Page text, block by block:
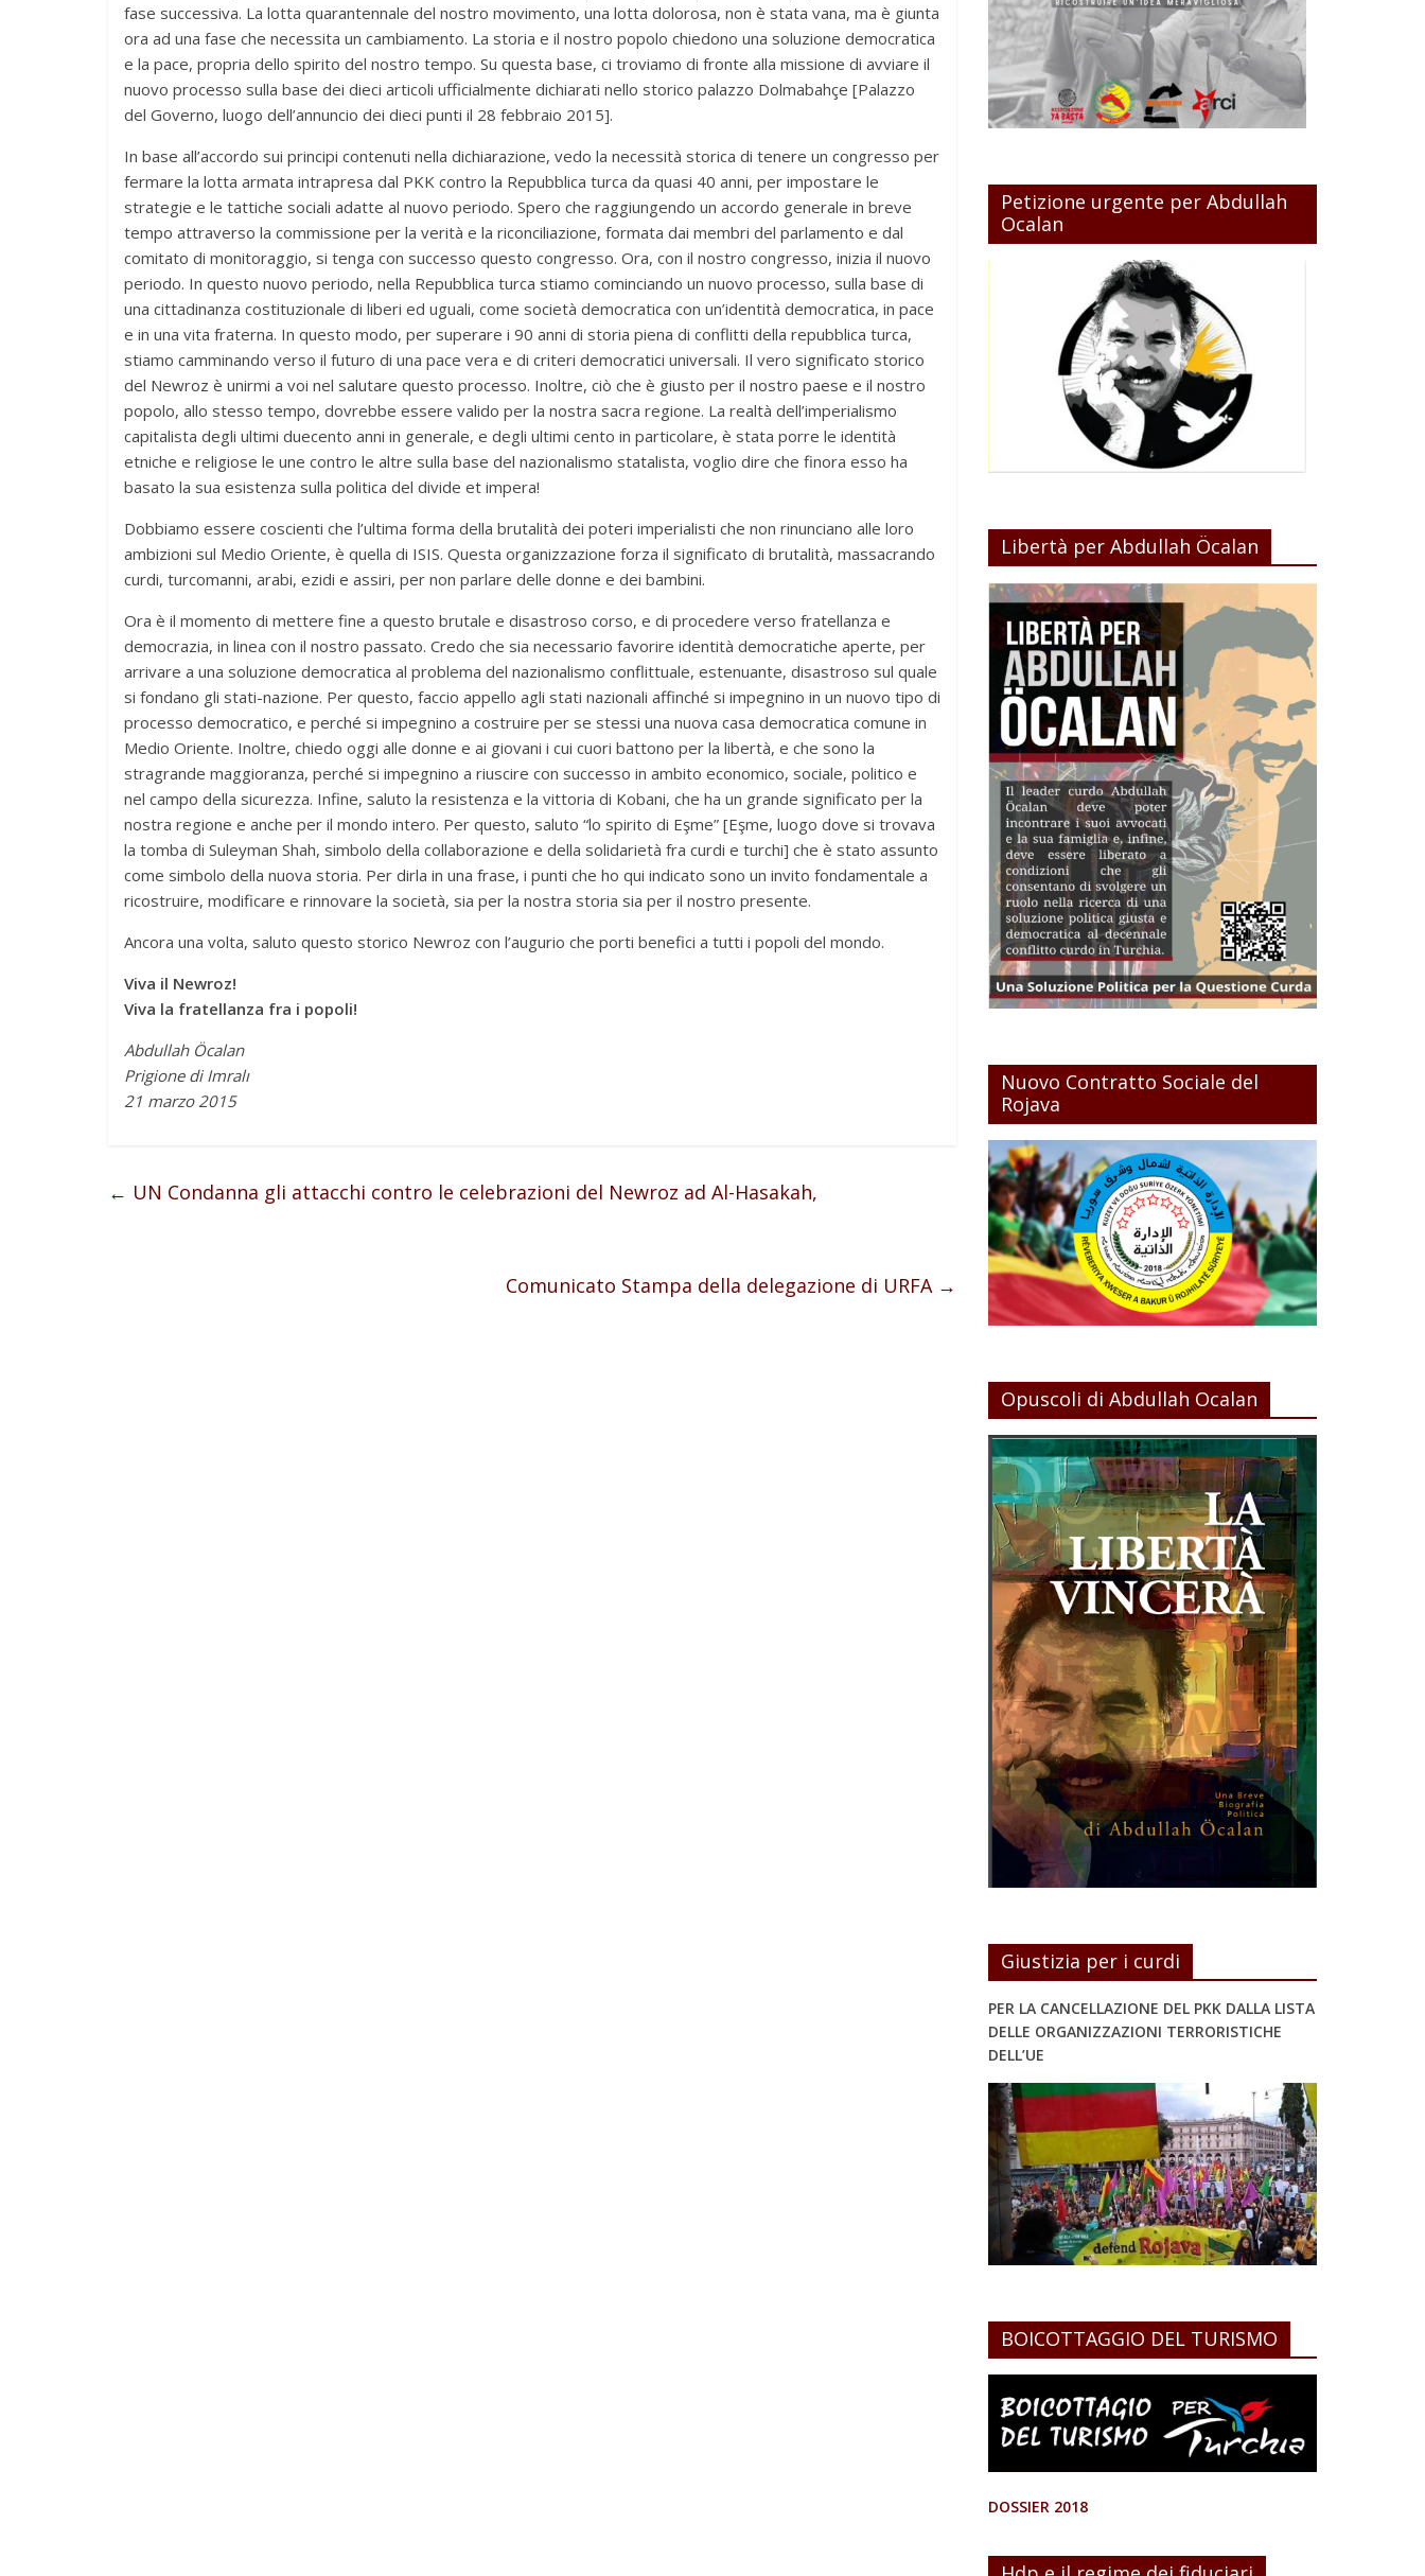
fase successiva. La lotta quarantennale del nostro movimento, una lotta dolorosa, non è stata vana, ma è giunta
ora ad una fase che necessita un cambiamento. La storia e il nostro popolo chiedono una soluzione democratica
e la pace, propria dello spirito del nostro tempo. Su questa base, ci troviamo di fronte alla missione di avviare il
nuovo processo sulla base dei dieci articoli ufficialmente dichiarati nello storico palazzo Dolmabahçe [Palazzo
del Governo, luogo dell’annuncio dei dieci punti il 28 febbraio 2015].
In base all’accordo sui principi contenuti nella dichiarazione, vedo la necessità storica di tenere un congresso per
fermare la lotta armata intrapresa dal PKK contro la Repubblica turca da quasi 40 anni, per impostare le
strategie e le tattiche sociali adatte al nuovo periodo. Spero che raggiungendo un accordo generale in breve
tempo attraverso la commissione per la verità e la riconciliazione, formata dai membri del parlamento e dal
comitato di monitoraggio, si tenga con successo questo congresso. Ora, con il nostro congresso, inizia il nuovo
periodo. In questo nuovo periodo, nella Repubblica turca stiamo cominciando un nuovo processo, sulla base di
una cittadinanza costituzionale di liberi ed uguali, come società democratica con un’identità democratica, in pace
e in una vita fraterna. In questo modo, per superare i 90 anni di storia piena di conflitti della repubblica turca,
stiamo camminando verso il futuro di una pace vera e di criteri democratici universali. Il vero significato storico
del Newroz è unirmi a voi nel salutare questo processo. Inoltre, ciò che è giusto per il nostro paese e il nostro
popolo, allo stesso tempo, dovrebbe essere valido per la nostra sacra regione. La realtà dell’imperialismo
capitalista degli ultimi duecento anni in generale, e degli ultimi cento in particolare, è stata porre le identità
etniche e religiose le une contro le altre sulla base del nazionalismo statalista, voglio dire che finora esso ha
basato la sua esistenza sulla politica del divide et impera!
Dobbiamo essere coscienti che l’ultima forma della brutalità dei poteri imperialisti che non rinunciano alle loro
ambizioni sul Medio Oriente, è quella di ISIS. Questa organizzazione forza il significato di brutalità, massacrando
curdi, turcomanni, arabi, ezidi e assiri, per non parlare delle donne e dei bambini.
Ora è il momento di mettere fine a questo brutale e disastroso corso, e di procedere verso fratellanza e
democrazia, in linea con il nostro passato. Credo che sia necessario favorire identità democratiche aperte, per
arrivare a una soluzione democratica al problema del nazionalismo conflittuale, estenuante, disastroso sul quale
si fondano gli stati-nazione. Per questo, faccio appello agli stati nazionali affinché si impegnino in un nuovo tipo di
processo democratico, e perché si impegnino a costruire per se stessi una nuova casa democratica comune in
Medio Oriente. Inoltre, chiedo oggi alle donne e ai giovani i cui cuori battono per la libertà, e che sono la
stragrande maggioranza, perché si impegnino a riuscire con successo in ambito economico, sociale, politico e
nel campo della sicurezza. Infine, saluto la resistenza e la vittoria di Kobani, che ha un grande significato per la
nostra regione e anche per il mondo intero. Per questo, saluto “lo spirito di Eşme” [Eşme, luogo dove si trovava
la tomba di Suleyman Shah, simbolo della collaborazione e della solidarietà fra curdi e turchi] che è stato assunto
come simbolo della nuova storia. Per dirla in una frase, i punti che ho qui indicato sono un invito fondamentale a
ricostruire, modificare e rinnovare la società, sia per la nostra storia sia per il nostro presente.
Ancora una volta, saluto questo storico Newroz con l’augurio che porti benefici a tutti i popoli del mondo.
Viva il Newroz!
Viva la fratellanza fra i popoli!
Abdullah Öcalan
Prigione di Imralı
21 marzo 2015
← UN Condanna gli attacchi contro le celebrazioni del Newroz ad Al-Hasakah,
Comunicato Stampa della delegazione di URFA →
Petizione urgente per Abdullah
Ocalan
Libertà per Abdullah Öcalan
Nuovo Contratto Sociale del
Rojava
Opuscoli di Abdullah Ocalan
Giustizia per i curdi
PER LA CANCELLAZIONE DEL PKK DALLA LISTA
DELLE ORGANIZZAZIONI TERRORISTICHE
DELL’UE
BOICOTTAGGIO DEL TURISMO
DOSSIER 2018